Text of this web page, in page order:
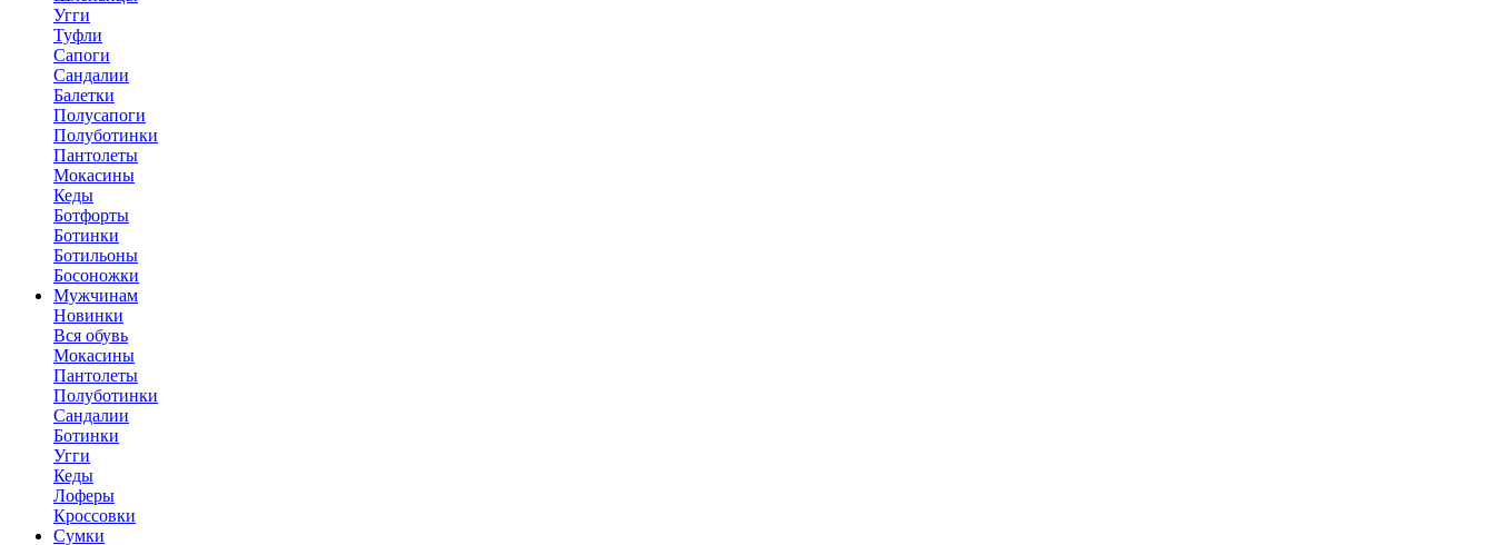
Угги
Туфли
Сапоги
Сандалии
Балетки
Полусапоги
Полуботинки
Пантолеты
Мокасины
Кеды
Ботфорты
Ботинки
Ботильоны
Босоножки
Мужчинам
Новинки
Вся обувь
Мокасины
Пантолеты
Полуботинки
Сандалии
Ботинки
Угги
Кеды
Лоферы
Кроссовки
Сумки